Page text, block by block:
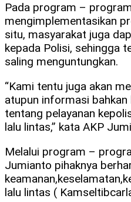
Pada program –
mengimplementasikan
situ, masyarakat juga
kepada Polisi, sehingga
saling menguntungkan.
“Kami tentu juga akan
atupun informasi bahkan
tentang pelayanan
lalu lintas,” kata AKP
Melalui program –
Jumianto pihaknya
lalu lintas (